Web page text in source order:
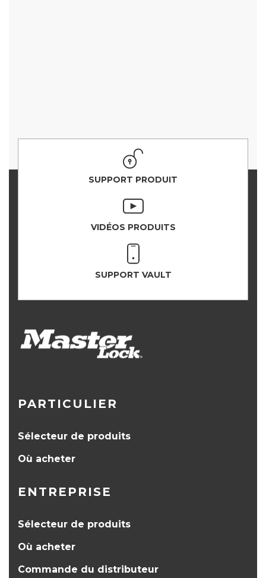
SUPPORT PRODUIT
VIDÉOS PRODUITS
SUPPORT VAULT
PARTICULIER
Sélecteur de produits
Où acheter
ENTREPRISE
Sélecteur de produits
Où acheter
Commande du distributeur